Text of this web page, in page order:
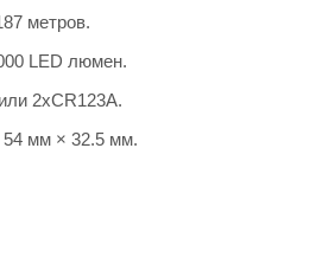
метров.
LED люмен.
2xCR123A.
мм × 32.5 мм.